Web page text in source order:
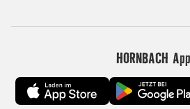
HORNBACH